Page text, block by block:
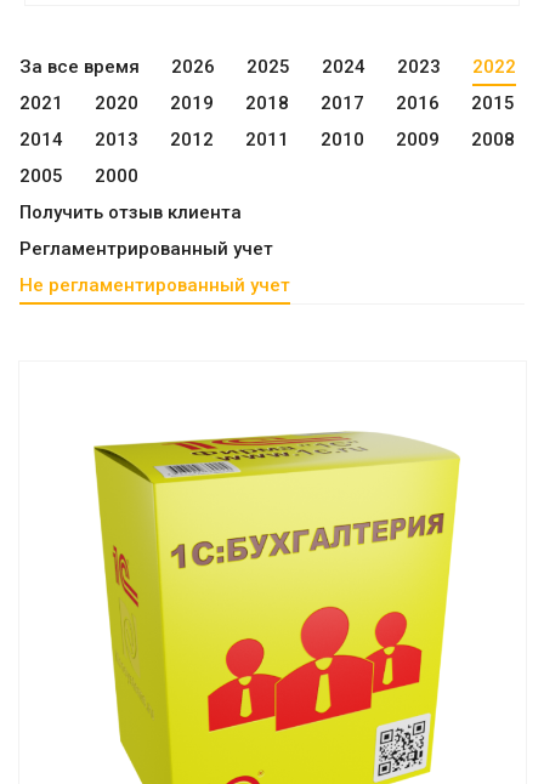
За все время 2026 2025 2024 2023
2022
2021
2020 2019 2018 2017 2016
2015
2014
2013 2012 2011 2010 2009
2008
2005
2000
Получить отзыв клиента
Регламентрированный учет
Не регламентированный учет
Смотреть проект